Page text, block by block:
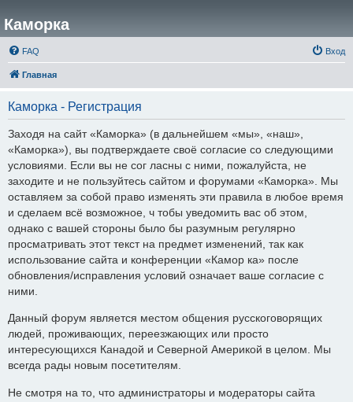
Каморка
FAQ Вход
Главная
Каморка - Регистрация
Заходя на сайт «Каморка» (в дальнейшем «мы», «наш»,
«Каморка»), вы подтверждаете своё согласие со следующими
условиями. Если вы не сог ласны с ними, пожалуйста, не
заходите и не пользуйтесь сайтом и форумами «Каморка». Мы
оставляем за собой право изменять эти правила в любое время
и сделаем всё возможное, ч тобы уведомить вас об этом,
однако с вашей стороны было бы разумным регулярно
просматривать этот текст на предмет изменений, так как
использование сайта и конференции «Камор ка» после
обновления/исправления условий означает ваше согласие с
ними.
Данный форум является местом общения русскоговорящих
людей, проживающих, переезжающих или просто
интересующихся Канадой и Северной Америкой в целом. Мы
всегда рады новым посетителям.
Не смотря на то, что администраторы и модераторы сайта